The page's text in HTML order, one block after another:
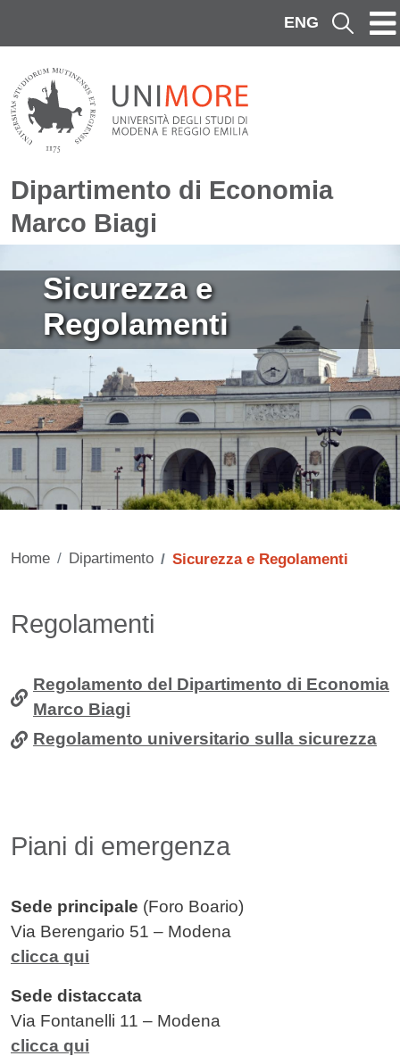
ENG Cerca
Dipartimento di Economia
Marco Biagi
Sicurezza e
Regolamenti
Home Dipartimento Sicurezza e Regolamenti
Contenuto
Regolamenti
Regolamento del Dipartimento di Economia
Marco Biagi
Regolamento universitario sulla sicurezza
Piani di emergenza
Sede principale (Foro Boario)
Via Berengario 51 – Modena
clicca qui
Sede distaccata
Via Fontanelli 11 – Modena
clicca qui